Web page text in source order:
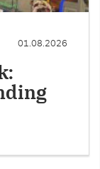
01.08.2026